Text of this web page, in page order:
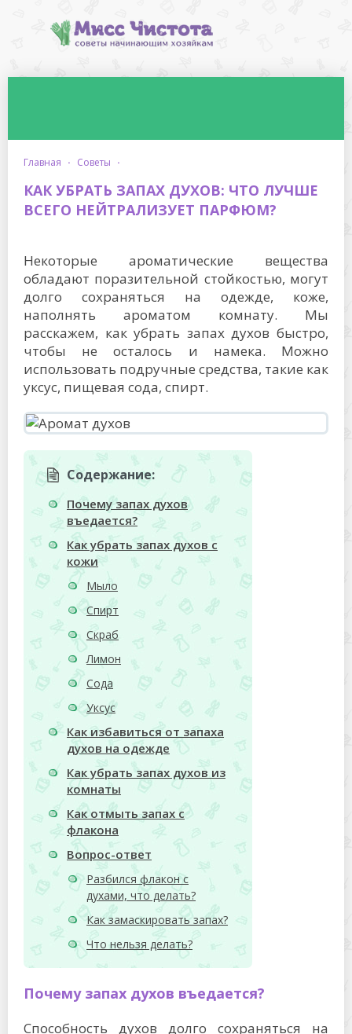
главная · советы ·
КАК УБРАТЬ ЗАПАХ ДУХОВ: ЧТО ЛУЧШЕ
ВСЕГО НЕЙТРАЛИЗУЕТ ПАРФЮМ?
Некоторые ароматические вещества
обладают поразительной стойкостью, могут
долго сохраняться на одежде, коже,
наполнять ароматом комнату. Мы
расскажем, как убрать запах духов быстро,
чтобы не осталось и намека. Можно
использовать подручные средства, такие как
уксус, пищевая сода, спирт.
Содержание:
Почему запах духов
въедается?
Как убрать запах духов с
кожи
Мыло
Спирт
Скраб
Лимон
Сода
Уксус
Как избавиться от запаха
духов на одежде
Как убрать запах духов из
комнаты
Как отмыть запах с
флакона
Вопрос-ответ
Разбился флакон с
духами, что делать?
Как замаскировать запах?
Что нельзя делать?
Почему запах духов въедается?
Способность духов долго сохраняться на